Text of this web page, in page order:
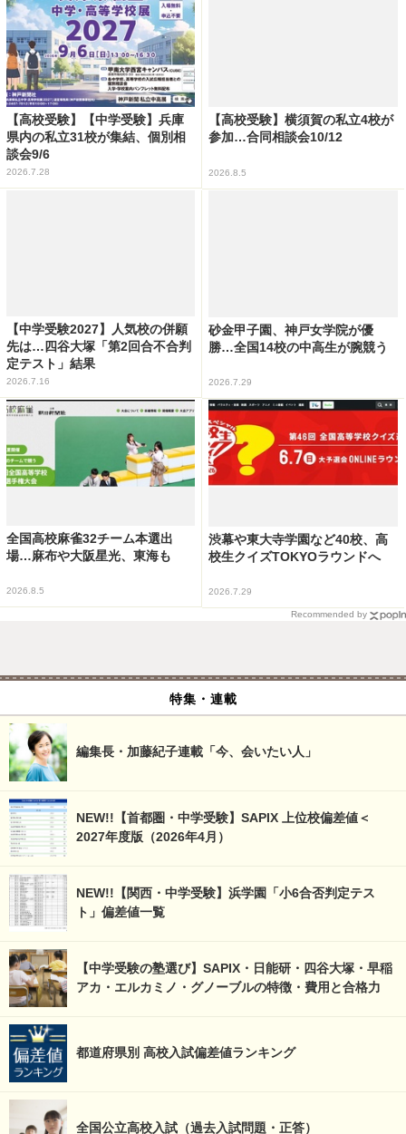
【高校受験】【中学受験】兵庫
県内の私立31校が集結、個別相
談会9/6
2026.7.28
【高校受験】横須賀の私立4校が
参加…合同相談会10/12
2026.8.5
【中学受験2027】人気校の併願
先は…四谷大塚「第2回合不合判
定テスト」結果
2026.7.16
砂金甲子園、神戸女学院が優
勝…全国14校の中高生が腕競う
2026.7.29
全国高校麻雀32チーム本選出
場…麻布や大阪星光、東海も
2026.8.5
渋幕や東大寺学園など40校、高
校生クイズTOKYOラウンドへ
2026.7.29
Recommended by
特集・連載
編集長・加藤紀子連載「今、会いたい人」
NEW!!【首都圏・中学受験】SAPIX 上位校偏差値＜
2027年度版（2026年4月）
NEW!!【関西・中学受験】浜学園「小6合否判定テス
ト」偏差値一覧
【中学受験の塾選び】SAPIX・日能研・四谷大塚・早稲
アカ・エルカミノ・グノーブルの特徴・費用と合格力
都道府県別 高校入試偏差値ランキング
全国公立高校入試（過去入試問題・正答）